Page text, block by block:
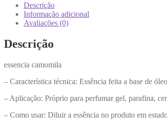
Descrição
Informação adicional
Avaliações (0)
Descrição
essencia camomila
– Característica técnica: Essência feita a base de
– Aplicação: Próprio para perfumar gel, parafina,
– Como usar: Diluir a essência no produto em